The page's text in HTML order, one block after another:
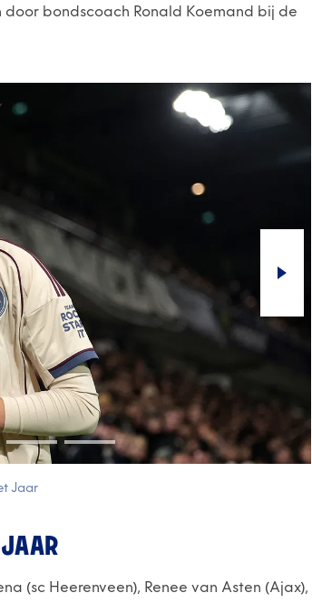
bondscoach Ronald Koemand bij de
Jaar
(sc Heerenveen), Renee van Asten (Ajax),